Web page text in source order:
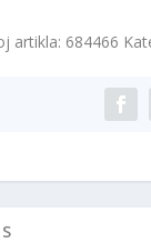
artikla: 684466